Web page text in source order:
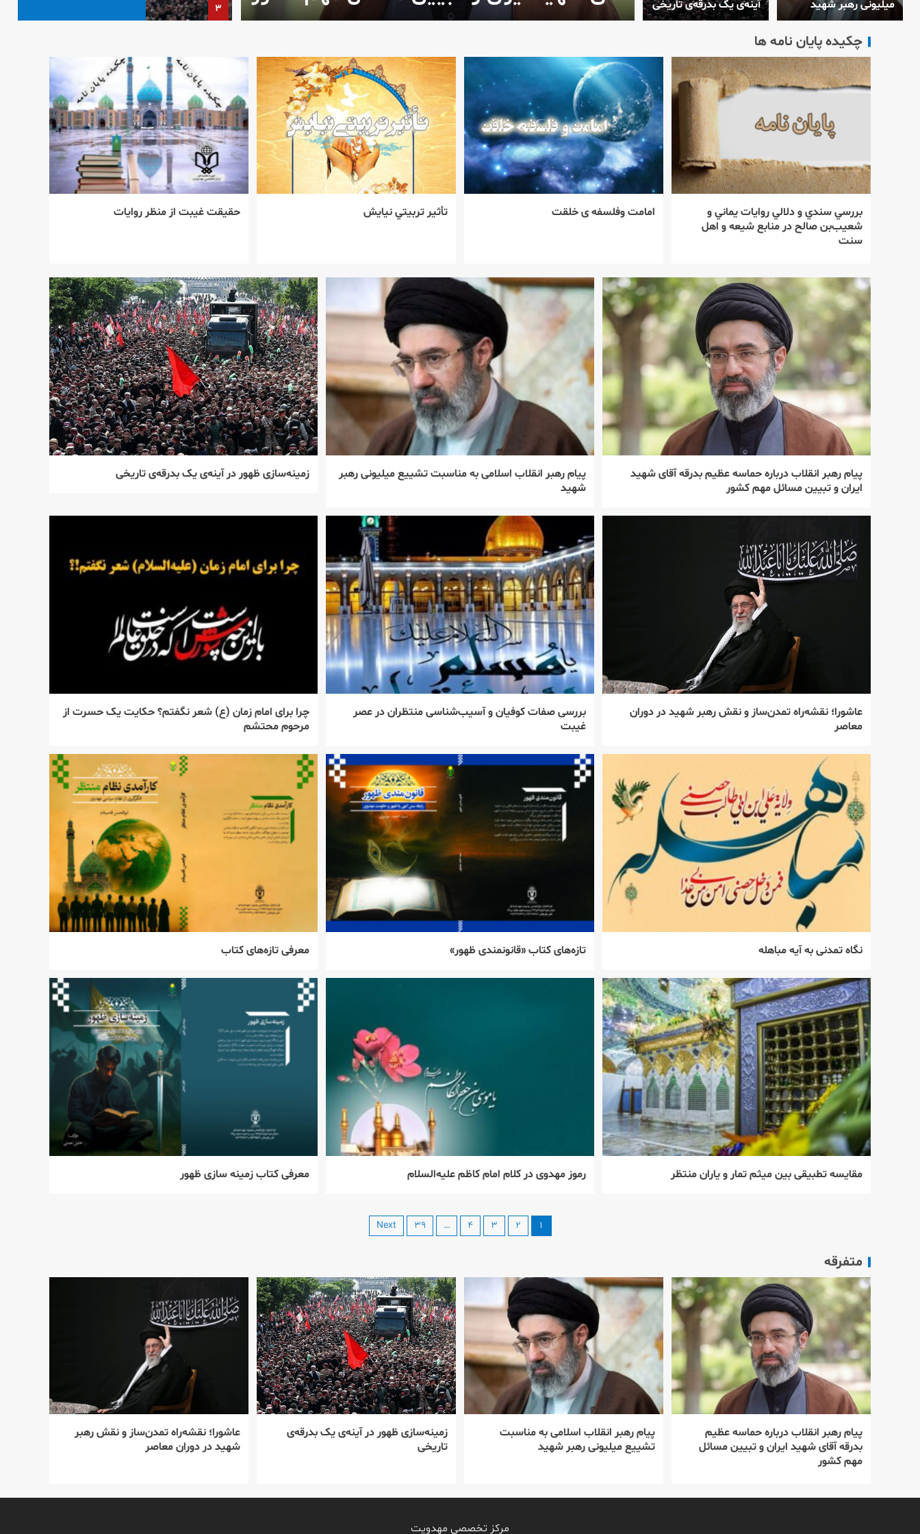
میلیونی رهبر شهید
آینه‌ی یک بدرقه‌ی تاریخی
۳
۴
عاشورا؛ نقشه‌راه تمدن‌ساز
و نقش رهبر شهید در
دوران معاصر
بررسی صفات کوفیان و
آسیب‌شناسی منتظران در
عصر غیبت
۱
مسائل مهم کشور
۲
پیام رهبر انقلاب اسلامی
به مناسبت تشییع
میلیونی رهبر شهید
زمینه‌سازی ظهور در آینه‌ی
یک بدرقه‌ی تاریخی
چکیده پایان نامه ها
بررسي سندي و دلالي روايات يماني و
شعيب‌بن صالح در منابع شيعه و اهل
سنت
امامت وفلسفه ی خلقت تأثير تربيتي نيايش حقيقت غيبت از منظر روايات
پیام رهبر انقلاب درباره حماسه عظیم بدرقه آقای شهید
ایران و تبیین مسائل مهم کشور
پیام رهبر انقلاب اسلامی به مناسبت تشییع میلیونی رهبر
شهید
زمینه‌سازی ظهور در آینه‌ی یک بدرقه‌ی تاریخی
عاشورا؛ نقشه‌راه تمدن‌ساز و نقش رهبر شهید در دوران
معاصر
بررسی صفات کوفیان و آسیب‌شناسی منتظران در عصر
غیبت
چرا برای امام زمان (ع) شعر نگفتم؟ حکایت یک حسرت از
مرحوم محتشم
نگاه تمدنی به آیه مباهله تازه‌های کتاب «قانونمندی ظهور» معرفی تازه‌های کتاب
مقایسه تطبیقی بین میثم تمار و یاران منتظر رموز مهدوی در کلام امام کاظم علیه‌السلام معرفی کتاب زمینه سازی ظهور
۱ ۲ ۳ ۴ … ۳۹ Next
متفرقه
پیام رهبر انقلاب درباره حماسه عظیم
بدرقه آقای شهید ایران و تبیین مسائل
مهم کشور
پیام رهبر انقلاب اسلامی به مناسبت
تشییع میلیونی رهبر شهید
زمینه‌سازی ظهور در آینه‌ی یک بدرقه‌ی
تاریخی
عاشورا؛ نقشه‌راه تمدن‌ساز و نقش رهبر
شهید در دوران معاصر
مرکز تخصصی مهدویت